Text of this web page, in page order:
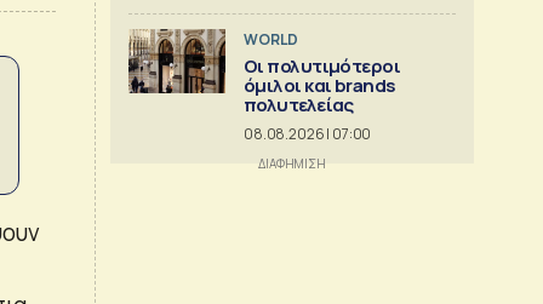
WORLD
Οι πολυτιμότεροι
όμιλοι και brands
πολυτελείας
08.08.2026 | 07:00